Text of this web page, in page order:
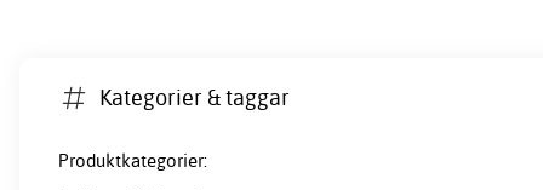
Kategorier & taggar
Produktkategorier: